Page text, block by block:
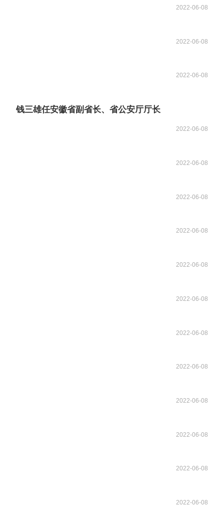
2022-06-08
2022-06-08
2022-06-08
钱三雄任安徽省副省长、省公安厅厅长
2022-06-08
2022-06-08
2022-06-08
2022-06-08
2022-06-08
2022-06-08
2022-06-08
2022-06-08
2022-06-08
2022-06-08
2022-06-08
2022-06-08